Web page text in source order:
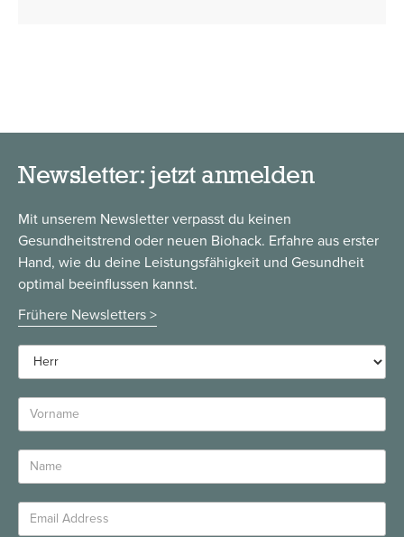
Newsletter: jetzt anmelden
Mit unserem Newsletter verpasst du keinen
Gesundheitstrend oder neuen Biohack. Erfahre aus erster
Hand, wie du deine Leistungsfähigkeit und Gesundheit
optimal beeinflussen kannst.
Frühere Newsletters >
Anrede